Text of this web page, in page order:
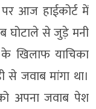
आज हाईकोर्ट में
घोटाले से जुड़े मनी
के खिलाफ याचिका
से जवाब मांगा था।
अपना जवाब पेश